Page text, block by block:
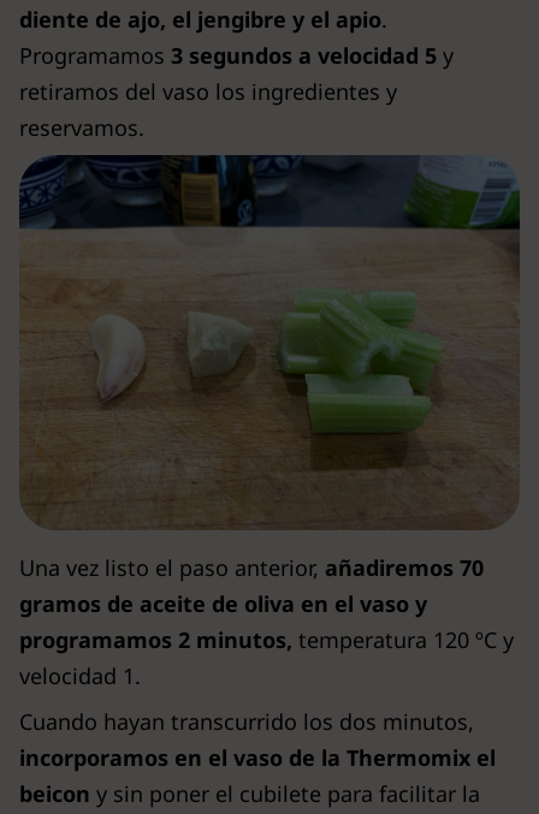
diente de ajo, el jengibre y el apio.
Programamos 3 segundos a velocidad 5 y
retiramos del vaso los ingredientes y
reservamos.
Una vez listo el paso anterior, añadiremos 70
gramos de aceite de oliva en el vaso y
programamos 2 minutos, temperatura 120 ºC y
velocidad 1.
Cuando hayan transcurrido los dos minutos,
incorporamos en el vaso de la Thermomix el
beicon y sin poner el cubilete para facilitar la